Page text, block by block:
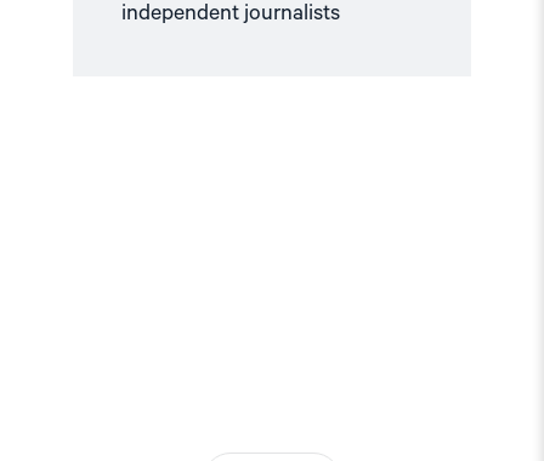
independent journalists